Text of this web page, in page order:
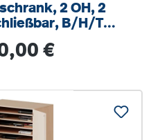
2 OH, 2
B/H/T
Preis:€